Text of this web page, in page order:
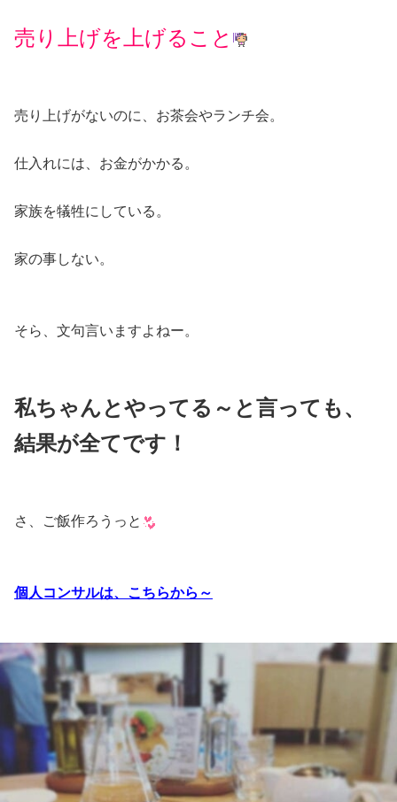
売り上げを上げること
売り上げがないのに、お茶会やランチ会。
仕入れには、お金がかかる。
家族を犠牲にしている。
家の事しない。
そら、文句言いますよねー。
私ちゃんとやってる～と言っても、
結果が全てです！
さ、ご飯作ろうっと
個人コンサルは、こちらから～